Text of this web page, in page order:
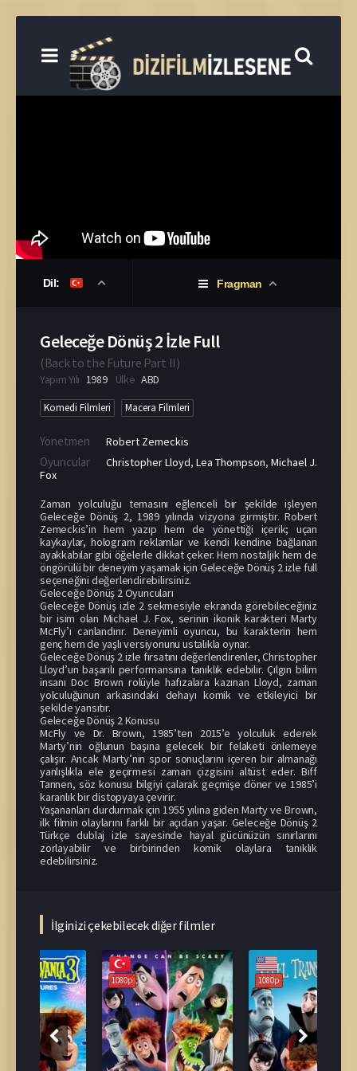
Dil: Fragman
Geleceğe Dönüş 2 İzle Full
(Back to the Future Part II)
Yapım Yılı 1989 Ülke ABD
Komedi Filmleri Macera Filmleri
Yönetmen Robert Zemeckis
Oyuncular Christopher Lloyd, Lea Thompson, Michael J.
Fox
Zaman yolculuğu temasını eğlenceli bir şekilde işleyen
Geleceğe Dönüş 2, 1989 yılında vizyona girmiştir. Robert
Zemeckis’in hem yazıp hem de yönettiği içerik; uçan
kaykaylar, hologram reklamlar ve kendi kendine bağlanan
ayakkabılar gibi öğelerle dikkat çeker. Hem nostaljik hem de
öngörülü bir deneyim yaşamak için Geleceğe Dönüş 2 izle full
seçeneğini değerlendirebilirsiniz.
Geleceğe Dönüş 2 Oyuncuları
Geleceğe Dönüş izle 2 sekmesiyle ekranda görebileceğiniz
bir isim olan Michael J. Fox, serinin ikonik karakteri Marty
McFly’ı canlandırır. Deneyimli oyuncu, bu karakterin hem
genç hem de yaşlı versiyonunu ustalıkla oynar.
Geleceğe Dönüş 2 izle fırsatını değerlendirenler, Christopher
Lloyd’un başarılı performansına tanıklık edebilir. Çılgın bilim
insanı Doc Brown rolüyle hafızalara kazınan Lloyd, zaman
yolculuğunun arkasındaki dehayı komik ve etkileyici bir
şekilde yansıtır.
Geleceğe Dönüş 2 Konusu
McFly ve Dr. Brown, 1985’ten 2015’e yolculuk ederek
Marty’nin oğlunun başına gelecek bir felaketi önlemeye
çalışır. Ancak Marty’nin spor sonuçlarını içeren bir almanağı
yanlışlıkla ele geçirmesi zaman çizgisini altüst eder. Biff
Tannen, söz konusu bilgiyi çalarak geçmişe döner ve 1985’i
karanlık bir distopyaya çevirir.
Yaşananları durdurmak için 1955 yılına giden Marty ve Brown,
ilk filmin olaylarını farklı bir açıdan yaşar. Geleceğe Dönüş 2
Türkçe dublaj izle sayesinde hayal gücünüzün sınırlarını
zorlayabilir ve birbirinden komik olaylara tanıklık
edebilirsiniz.
İlginizi çekebilecek diğer filmler
1080p 1080p